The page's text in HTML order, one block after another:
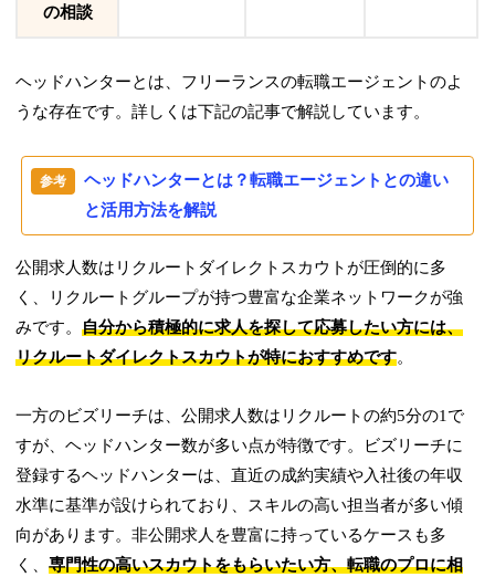
の相談
ヘッドハンターとは、フリーランスの転職エージェントのよ
うな存在です。詳しくは下記の記事で解説しています。
ヘッドハンターとは？転職エージェントとの違い
と活用方法を解説
公開求人数はリクルートダイレクトスカウトが圧倒的に多
く、リクルートグループが持つ豊富な企業ネットワークが強
みです。自分から積極的に求人を探して応募したい方には、
リクルートダイレクトスカウトが特におすすめです。
一方のビズリーチは、公開求人数はリクルートの約5分の1で
すが、ヘッドハンター数が多い点が特徴です。ビズリーチに
登録するヘッドハンターは、直近の成約実績や入社後の年収
水準に基準が設けられており、スキルの高い担当者が多い傾
向があります。非公開求人を豊富に持っているケースも多
く、専門性の高いスカウトをもらいたい方、転職のプロに相